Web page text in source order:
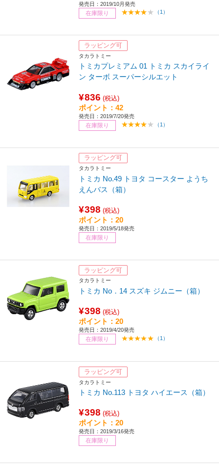
発売日：2019/10月発売
在庫限り （1）
ラッピング可
タカラトミー
トミカプレミアム 01 トミカ スカイライ
ン ターボ スーパーシルエット
¥836 (税込)
ポイント：42
発売日：2019/7/20発売
在庫限り （1）
ラッピング可
タカラトミー
トミカ No.49 トヨタ コースター ようち
えんバス（箱）
¥398 (税込)
ポイント：20
発売日：2019/5/18発売
在庫限り
ラッピング可
タカラトミー
トミカ No．14 スズキ ジムニー（箱）
¥398 (税込)
ポイント：20
発売日：2019/4/20発売
在庫限り （1）
ラッピング可
タカラトミー
トミカ No.113 トヨタ ハイエース（箱）
¥398 (税込)
ポイント：20
発売日：2019/3/16発売
在庫限り